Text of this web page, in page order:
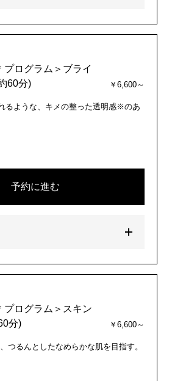
プログラム＞ブライ
60分)
￥6,600～
るような、キメの整った透明感※のあ
予約に進む
プログラム＞スキン
分)
￥6,600～
つるんとしたなめらかな肌を目指す。